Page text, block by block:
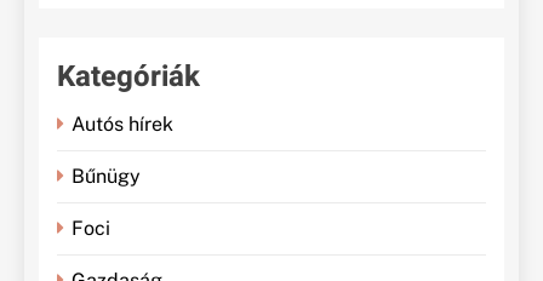
Kategóriák
Autós hírek
Bűnügy
Foci